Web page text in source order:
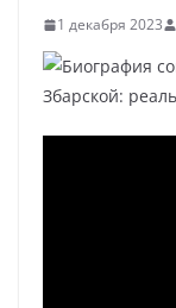
1 декабря 2023